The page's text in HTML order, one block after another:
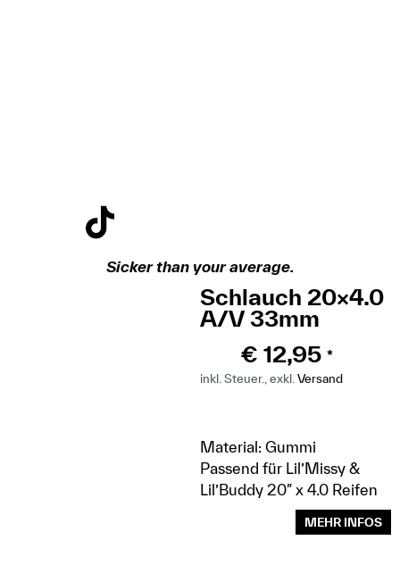
Sicker than your average.
Schlauch 20×4.0
A/V 33mm
€ 12,95 *
inkl. Steuer., exkl. Versand
Material: Gummi
Passend für Lil’Missy &
Lil’Buddy 20″ x 4.0 Reifen
MEHR INFOS